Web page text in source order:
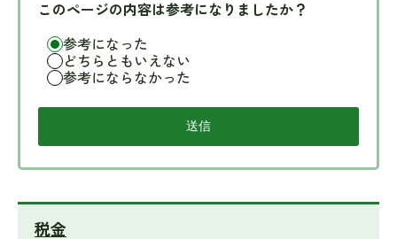
このページの内容は参考になりましたか？
参考になった
どちらともいえない
参考にならなかった
税金